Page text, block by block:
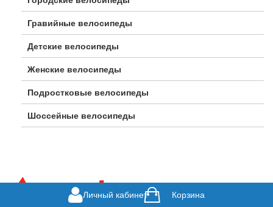
Гравийные велосипеды
Детские велосипеды
Женские велосипеды
Подростковые велосипеды
Шоссейные велосипеды
Личный кабинет Корзина